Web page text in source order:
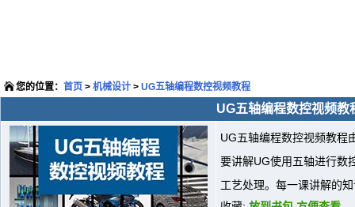
您的位置： 首页 > 机械设计 > UG五轴编程数控视频教程
UG五轴编程数控视频教
UG五轴编程数控视频教程
要讲解UG使用五轴进行数
工艺处理。每一课讲解的